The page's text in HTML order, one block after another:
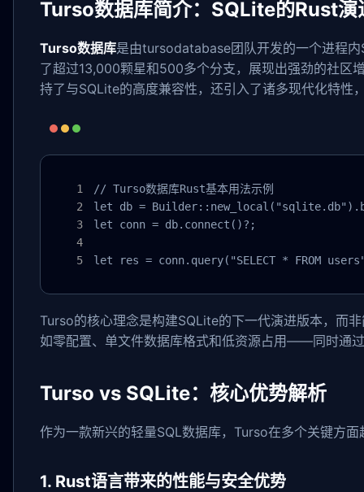
Turso数据库简介：SQLite的Rust演
Turso数据库是由tursodatabase团队开发的一个进程
了超过13,000颗星和500多个分支，展现出强劲的社区
持了与SQLite的高度兼容性，还引入了诸多现代化特性
// Turso数据库Rust基本用法示例
let db =
let conn = db.connect()?;
let res = conn.query("SELECT * FROM
Turso的核心理念是构建SQLite的下一代演进版本，
如零配置、单文件数据库格式和低资源占用——同时通
Turso vs SQLite：核心优势解析
作为一款新兴的轻量SQL数据库，Turso在多个关键方
1. Rust语言带来的性能与安全优势